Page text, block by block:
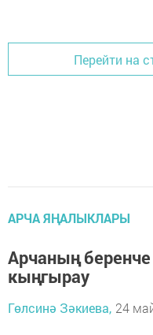
Перейти на
АРЧА ЯҢАЛЫКЛАРЫ
Арчаның
кыңгырау
Гөлсинә Зәкиева, 24